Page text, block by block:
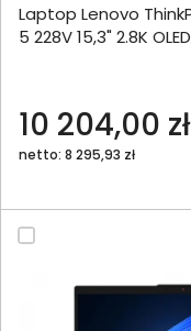
Laptop Lenovo
5 228V 15,3" 2.8K
10 204,00 zł
netto: 8 295,93 zł